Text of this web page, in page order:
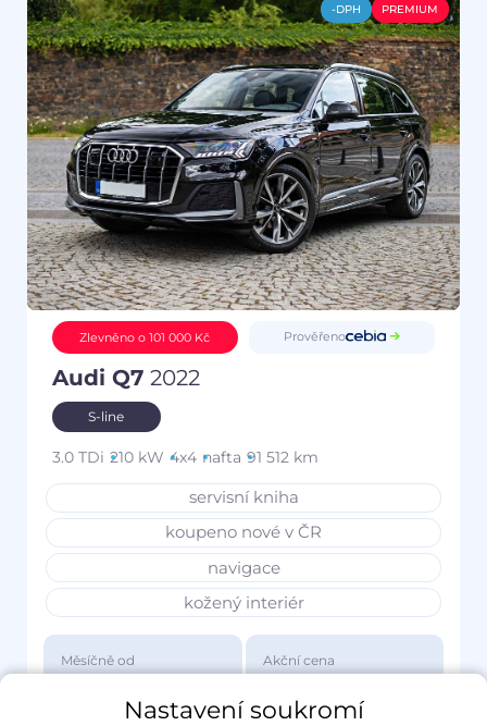
-DPH PREMIUM
Zlevněno o 101 000 Kč Prověřeno
Audi Q7 2022
S-line
3.0 TDi 210 kW 4x4 nafta 91 512 km
servisní kniha
koupeno nové v ČR
navigace
kožený interiér
Měsíčně od
3 417 Kč
Akční cena
1 149 000 Kč
Nastavení soukromí